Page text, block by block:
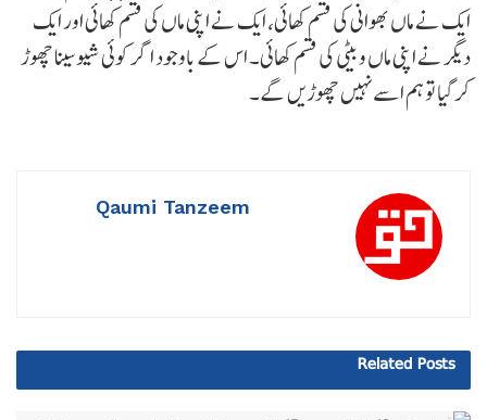
ایک نے ماں بھوانی کی قسم کھائی، ایک نے اپنی ماں کی قسم کھائی اور ایک
دیگر نے اپنی ماں و بیٹی کی قسم کھائی۔ اس کے باوجود اگر کوئی شیوسینا چھوڑ
کر گیا تو ہم اسے نہیں چھوڑیں گے۔
Qaumi Tanzeem
Related Posts